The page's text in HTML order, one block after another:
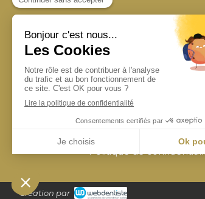
Politique de
Création par